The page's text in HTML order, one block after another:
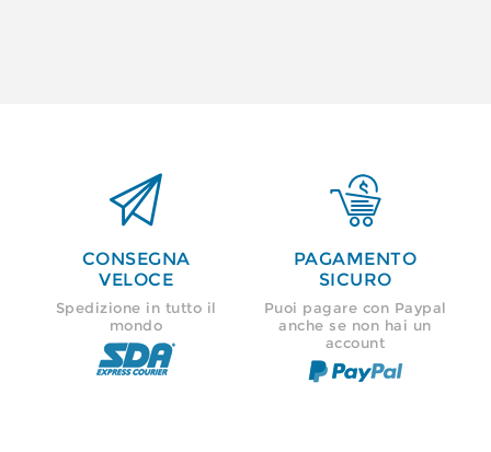

CONSEGNA
VELOCE
Spedizione in tutto il
mondo

PAGAMENTO
SICURO
Puoi pagare con Paypal
anche se non hai un
account